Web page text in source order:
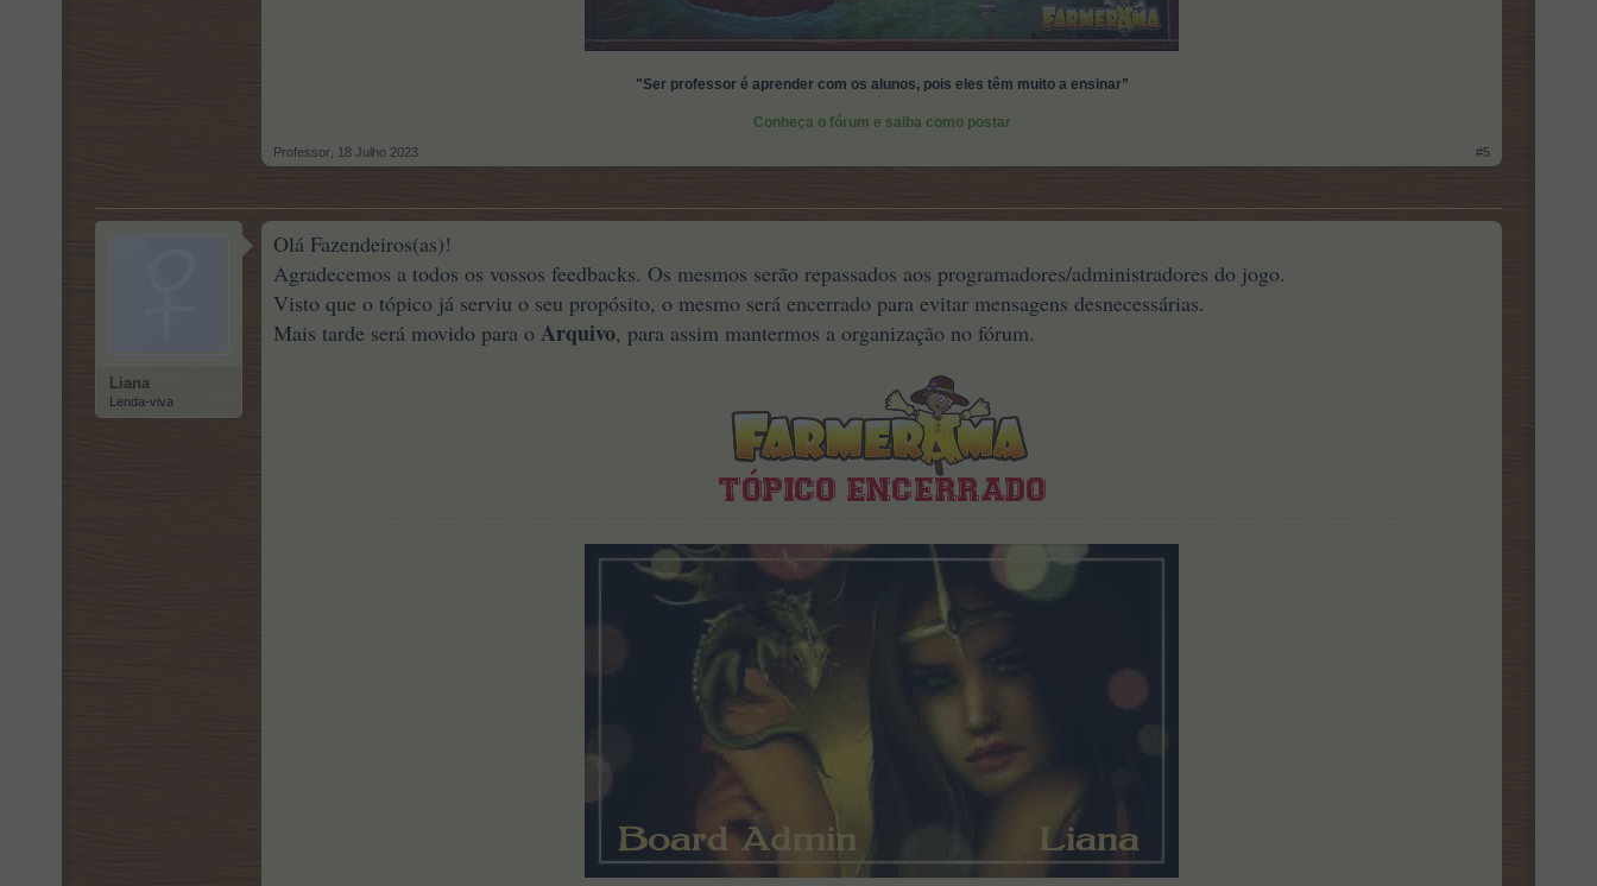
"Ser professor é aprender com os alunos, pois eles têm muito a ensinar”
Conheça o fórum e saiba como postar
Professor 18 Julho 2023 #5
Liana
Lenda-viva
Olá Fazendeiros(as)!
Agradecemos a todos os vossos feedbacks. Os mesmos serão repassados aos programadores/administradores do jogo.
Visto que o tópico já serviu o seu propósito, o mesmo será encerrado para evitar mensagens desnecessárias.
Mais tarde será movido para o Arquivo, para assim mantermos a organização no fórum.